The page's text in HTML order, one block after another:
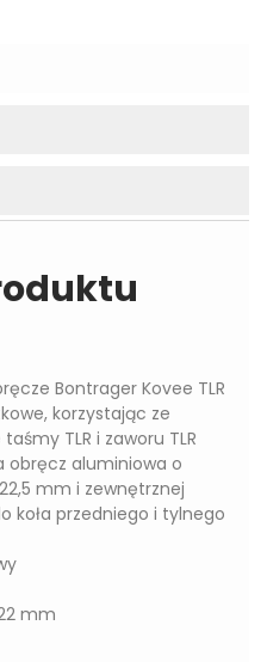
Bontrager Kovee TLR
korzystając ze
TLR i zaworu TLR
obręcz aluminiowa o
mm i zewnętrznej
koła przedniego i tylnego
mm